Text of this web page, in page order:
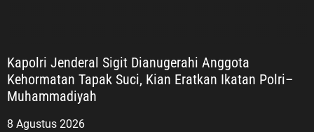
Kapolri Jenderal Sigit Dianugerahi Anggota
Kehormatan Tapak Suci, Kian Eratkan Ikatan Polri–
Muhammadiyah
8 Agustus 2026